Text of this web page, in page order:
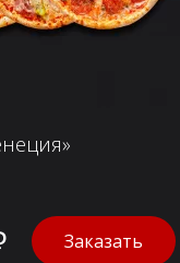
Заказать